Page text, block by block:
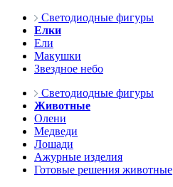
Светодиодные фигуры
Елки
Ели
Макушки
Звездное небо
Светодиодные фигуры
Животные
Олени
Медведи
Лошади
Ажурные изделия
Готовые решения животные